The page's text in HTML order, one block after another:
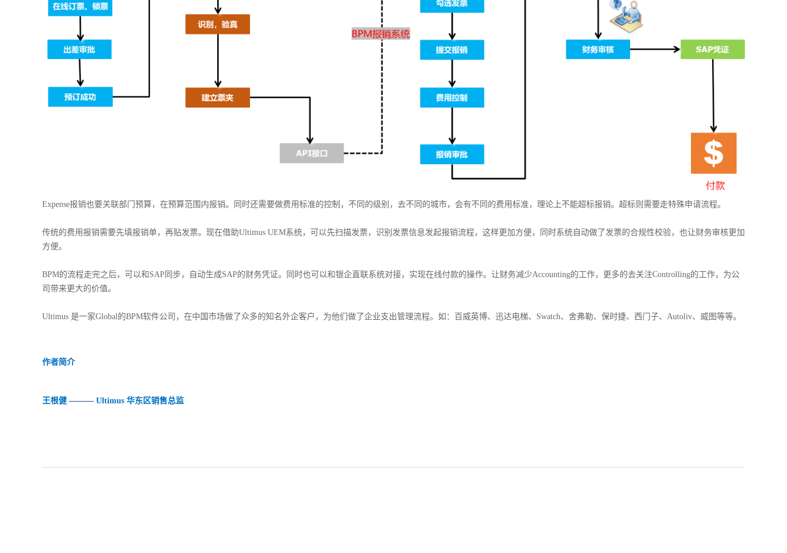
Expense报销也要关联部门预算，在预算范围内报销。同时还需要做费用标准的控制，不同的级别，去不同的城市，会有不同的费用标准，理论上不能超标报销。超标则需要走特殊申请流程。
传统的费用报销需要先填报销单，再贴发票。现在借助Ultimus UEM系统，可以先扫描发票，识别发票信息发起报销流程，这样更加方便，同时系统自动做了发票的合规性校验，也让财务审核更加
方便。
BPM的流程走完之后，可以和 SAP 同步，自动生成SAP的财务凭证。同时也可以和银企直联系统对接，实现在线付款的操作。让财务减少Accounting的工作，更多的去关注Controlling的工作，为公
司带来更大的价值。
Ultimus 是一家Global的BPM软件公司，在中国市场做了众多的知名外企客户，为他们做了企业支出管理流程。如：百威英博、迅达电梯、 Swatch、舍弗勒、保时捷、西门子、 Autoliv、威图等等。
作者简介
王根健 ——— Ultimus 华东区销售总监